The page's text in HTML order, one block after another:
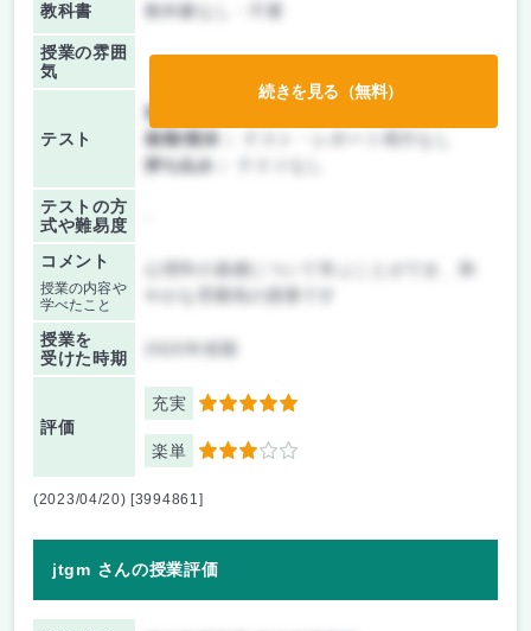
教科書 教科書なし・不要
授業の雰囲
気
テスト
前期/中間：
後期/期末：
持ち込み：
テストの方
式や難易度
コメント
授業の内容や
学べたこと
授業を
受けた時期
評価
充実 5
楽単 3
続きを見る（無料）
(2023/04/20) [3994861]
jtgm さんの授業評価